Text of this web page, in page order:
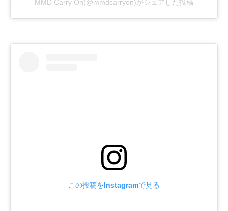
MMD Carry On(@mmdcarryon)がシェアした投稿
この投稿をInstagramで見る